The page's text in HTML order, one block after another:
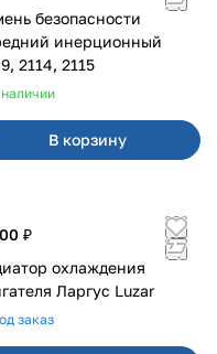
безопасности
инерционный
2114, 2115
В корзину
₽
охлаждения
Ларгус Luzar
заказ